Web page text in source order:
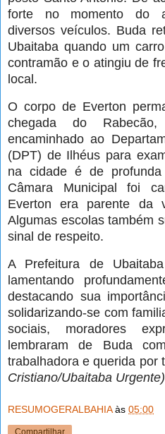
forte no momento do
diversos veículos. Buda
Ubaitaba quando um
contramão e o atingiu de
local.
O corpo de Everton
chegada do Rabecão,
encaminhado ao
(DPT) de Ilhéus para
na cidade é de
Câmara Municipal foi
Everton era parente da
Algumas escolas também
sinal de respeito.
A Prefeitura de
lamentando
destacando sua
solidarizando-se com
sociais, moradores
lembraram de Buda
trabalhadora e querida por
Cristiano/Ubaitaba Urgente)
RESUMOGERALBAHIA às 05:00
Compartilhar